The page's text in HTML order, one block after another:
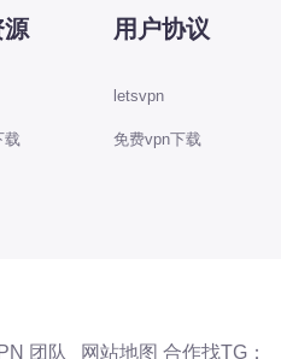
源
载
用户协议
letsvpn
免费vpn下载
团队 网站地图 合作找TG：